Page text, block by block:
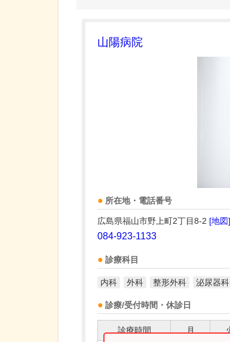
山陽病院
所在地・電話番号
広島県福山市野上町2丁目8-2 [地図]
084-923-1133
診療科目
内科 外科 整形外科 泌尿器科
診療/受付時間・休診日
診療時間 月